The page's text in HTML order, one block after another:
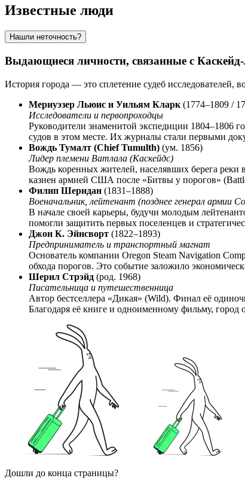
Известные люди
Нашли неточность?
Выдающиеся личности, связанные с
История города — это сплетение судеб
Мериуэзер Льюис и Уильям Кларк (1774–1809 /
Исследователи и первопроходцы
Руководители знаменитой экспедиции 1804–1806
судов в этом месте. Их журналы стали первыми
Вождь Тумалт (Chief Tumulth) (ум. 1856)
Лидер племени Ватлала (Каскейдс)
Вождь коренных жителей, населявших берега реки
казнен армией США после «Битвы у порогов»
Филип Шеридан (1831–1888)
Военачальник, лейтенант (позднее генерал армии
В начале своей карьеры, будучи молодым
помогли защитить первых поселенцев и
Джон К. Эйнсворт (1822–1893)
Предприниматель и транспортный магнат
Основатель компании Oregon Steam Navigation
обхода порогов. Это событие заложило
Шерил Стрэйд (род. 1968)
Писательница и путешественница
Автор бестселлера «Дикая» (Wild). Финал её
Благодаря её книге и одноименному фильму, город
Дошли до конца страницы?